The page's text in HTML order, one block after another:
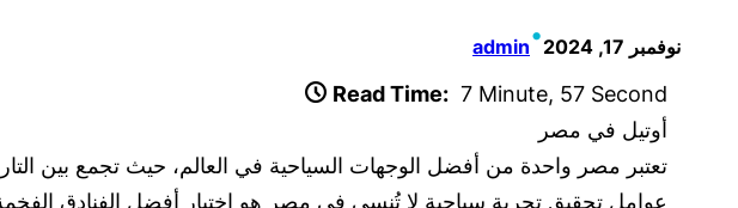
نوفمبر 17, 2024 •
admin
Read Time: 7 Minute, 57 Second
أوتيل في مصر
تعتبر مصر واحدة من أفضل الوجهات السياحية في العالم، حيث تجمع بين
عوامل تحقيق تجربة سياحية لا تُنسى في مصر هو اختيار أفضل الفنادق